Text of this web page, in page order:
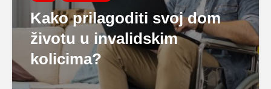
Kako prilagoditi svoj dom
životu u invalidskim
kolicima?